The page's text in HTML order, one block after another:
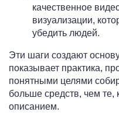
качественное
визуализации,
убедить людей.
Эти шаги создают
показывает практика,
понятными целями
больше средств, чем те,
описанием.